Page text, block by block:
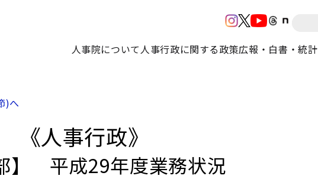
人事院について 人事行政に関する政策広報・白書・統計
)へ
人事行政》
】 平成29年度業務状況